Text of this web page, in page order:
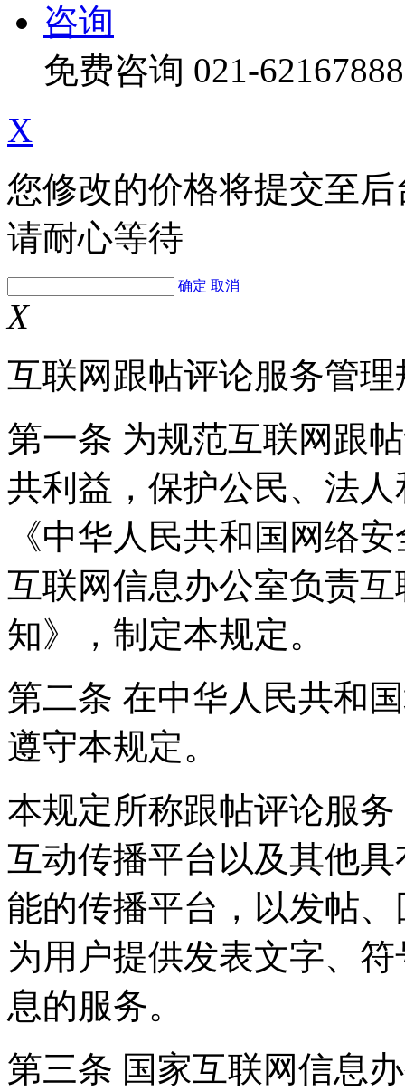
咨询
免费咨询 021-62167888
X
您修改的价格将提交至
请耐心等待
确定 取消
X
互联网跟帖评论服务管理
第一条 为规范互联网跟
共利益，保护公民、法
《中华人民共和国网络
互联网信息办公室负责
知》，制定本规定。
第二条 在中华人民共和
遵守本规定。
本规定所称跟帖评论服
互动传播平台以及其他
能的传播平台，以发帖
为用户提供发表文字、
息的服务。
第三条 国家互联网信息